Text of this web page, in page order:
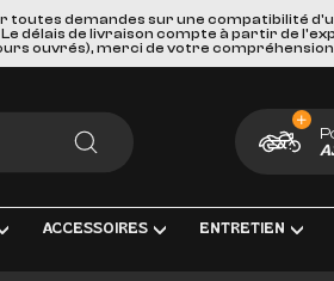
toutes demandes sur une compatibilité
de livraison compte à partir de
ouvrés), merci de votre compréhension
RECHERCHER
ACCESSOIRES ENTRETIEN